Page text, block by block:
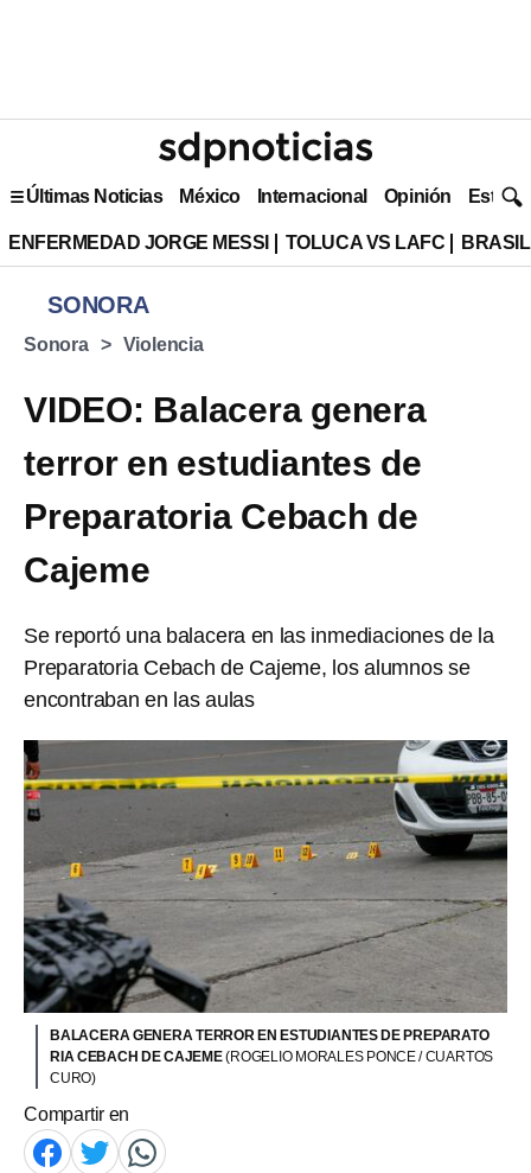
Últimas Noticias México Internacional Opinión Estilo
ENFERMEDAD JORGE MESSI TOLUCA VS LAFC
SONORA
Sonora Violencia
VIDEO: Balacera genera
terror en estudiantes de
Preparatoria Cebach de
Cajeme
Se reportó una balacera en las inmediaciones de la
Preparatoria Cebach de Cajeme, los alumnos se
encontraban en las aulas
BALACERA GENERA TERROR EN ESTUDIANTES DE PREPARATO
RIA CEBACH DE CAJEME(ROGELIO MORALES PONCE / CUARTOS
CURO)
Compartir en